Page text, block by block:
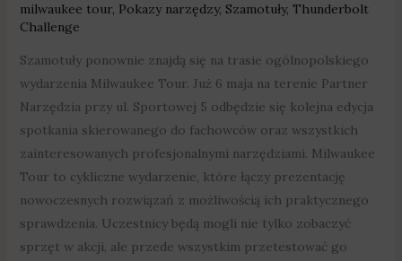
milwaukee tour, Pokazy narzędzy, Szamotuły, Thunderbolt
Challenge
Szamotuły ponownie znajdą się na trasie ogólnopolskiego
wydarzenia Milwaukee Tour. Już 6 maja na terenie Partner
Narzędzia przy ul. Sportowej 5 odbędzie się kolejna edycja
spotkania skierowanego do fachowców oraz wszystkich
zainteresowanych profesjonalnymi narzędziami. Milwaukee
Tour to cykliczne wydarzenie, które łączy prezentację
nowoczesnych rozwiązań z możliwością ich praktycznego
sprawdzenia. Uczestnicy będą mogli nie tylko zobaczyć
sprzęt w akcji, ale przede wszystkim przetestować go